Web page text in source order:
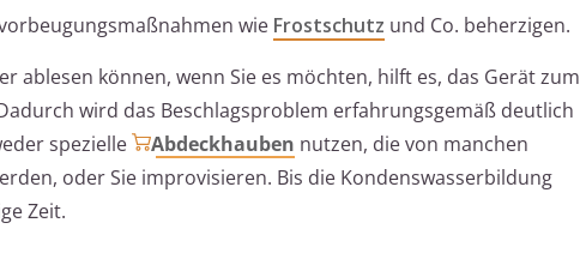
wie Frostschutz und Co. beherzigen.
ablesen können, wenn Sie es möchten, hilft es, das Gerät zum
wird das Beschlagsproblem erfahrungsgemäß deutlich
spezielle
Abdeckhauben nutzen, die von manchen
oder Sie improvisieren. Bis die Kondenswasserbildung
Zeit.